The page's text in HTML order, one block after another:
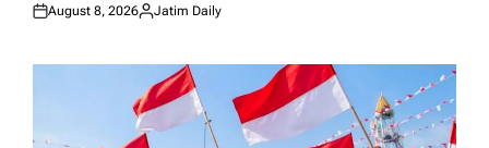
Posted
August 8, 2026
Posted
Jatim Daily